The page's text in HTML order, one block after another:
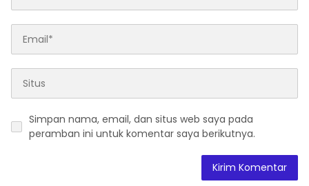
Simpan nama, email, dan situs web saya pada
peramban ini untuk komentar saya berikutnya.